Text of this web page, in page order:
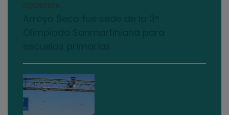
07/08/2026